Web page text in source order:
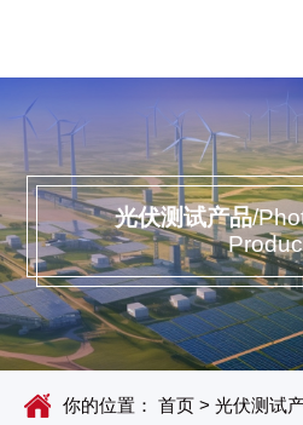
光伏测试产品/
你的位置： 首页 > 光伏测试